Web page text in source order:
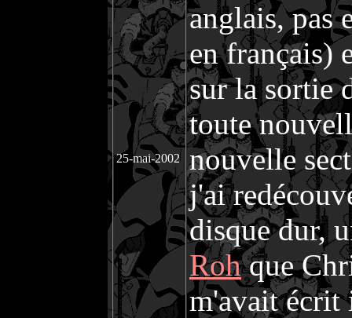
25-mai-2002
anglais, pas
en français)
sur la sortie
toute
nouvelle
j'ai
disque dur,
Rohque
m'avait écrit